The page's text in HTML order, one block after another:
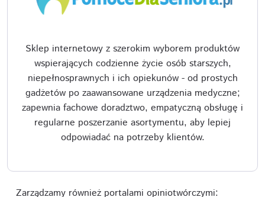
Sklep internetowy z szerokim wyborem produktów
wspierających codzienne życie osób starszych,
niepełnosprawnych i ich opiekunów - od prostych
gadżetów po zaawansowane urządzenia medyczne;
zapewnia fachowe doradztwo, empatyczną obsługę i
regularne poszerzanie asortymentu, aby lepiej
odpowiadać na potrzeby klientów.
Zarządzamy również portalami opiniotwórczymi: